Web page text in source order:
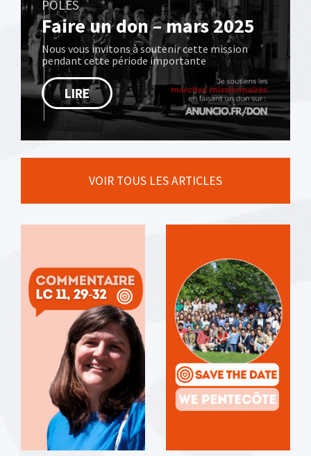
PÔLES
Faire un don – mars 2025
Nous vous invitons à soutenir cette mission
pendant cette période importante
LIRE
VOIR TOUS LES ARTICLES